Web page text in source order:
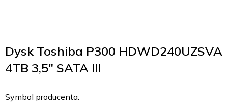
Dysk Toshiba P300 HDWD240UZSVA
4TB 3,5″ SATA III
Symbol producenta: